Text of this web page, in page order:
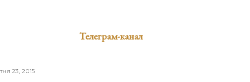
Телеграм-канал
23, 2015